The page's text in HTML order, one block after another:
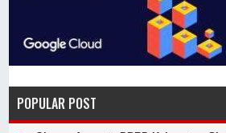
POPULAR POST